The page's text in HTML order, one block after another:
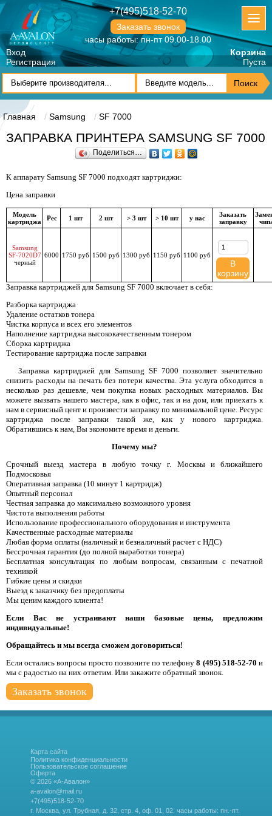
+7(495)518-52-70
Заказать звонок
часы работы: пн-пт 09.00-18.00
Вход
Регистрация
Корзина
Пуста
Главная Samsung SF 7000
ЗАПРАВКА ПРИНТЕРА SAMSUNG SF 7000
Поделиться…
К аппарату Samsung SF 7000 подходят картриджи:
Цена заправки
Модель
картриджа
Рес 1 шт 2 шт > 3 шт > 10 шт у нас
Заказать
заправку
Samsung
SF-7020D7
черный
6000 1750 руб 1500 руб 1300 руб 1150 руб 1100 руб
В
корзину
Заправка картриджей для Samsung SF 7000 включает в себя:
Разборка картриджа
Удаление остатков тонера
Чистка корпуса и всех его элементов
Наполнение картриджа высококачественным тонером
Сборка картриджа
Тестирование картриджа после заправки
Заправка картриджей для Samsung SF 7000 позволяет значительно
снизить расходы на печать без потери качества. Эта услуга обходится в
несколько раз дешевле, чем покупка новых расходных материалов. Вы
можете вызвать нашего мастера, как в офис, так и на дом, или приехать к
нам в сервисный цент и произвести заправку по минимальной цене. Ресурс
картриджа после заправки такой же, как у нового картриджа.
Обратившись к нам, Вы экономите время и деньги.
Почему мы?
Срочный выезд мастера в любую точку г. Москвы и ближайшего
Подмосковья
Оперативная заправка (10 минут 1 картридж)
Опытный персонал
Честная заправка до максимально возможного уровня
Чистота выполнения работы
Использование профессионального оборудования и инструмента
Качественные расходные материалы
Любая форма оплаты (наличный и безналичный расчет с НДС)
Бессрочная гарантия (до полной выработки тонера)
Бесплатная консультация по любым вопросам, связанным с печатной
техникой
Гибкие цены и скидки
Выезд к заказчику без предоплаты
Мы ценим каждого клиента!
Если Вас не устраивают наши базовые цены, предложим
индивидуальные!
Обращайтесь и мы всегда сможем договориться!
Если остались вопросы просто позвоните по телефону8 (495) 518-52-70 и
мы с радостью на них ответим. Или закажите обратный звонок.
Заказать звонок
Карта сайта
Политика конфиденциальности
Пользовательское соглашение
Оферта
© 2026 «А-Авалон»
a-avalon@mail.ru
+7(495)518-52-70
г. Москва, ул. Трубная, д. 32, стр. 4, оф. 01, 02. часы работы: пн.-пт.